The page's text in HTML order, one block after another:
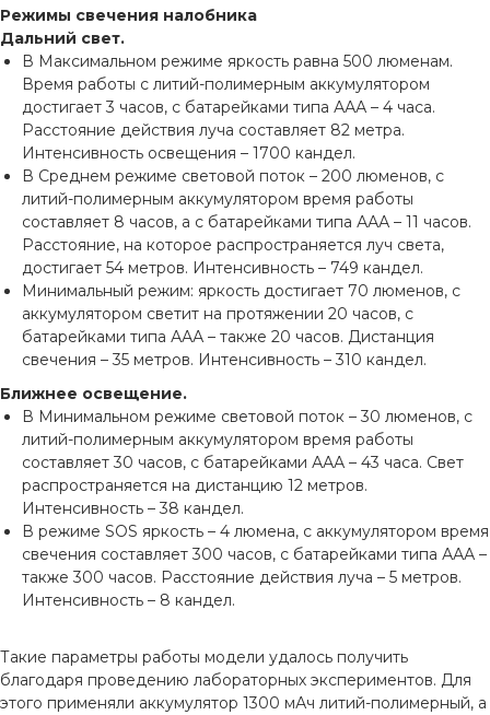
Режимы свечения налобника
Дальний свет.
В Максимальном режиме яркость равна 500 люменам.
Время работы с литий-полимерным аккумулятором
достигает 3 часов, с батарейками типа ААА – 4 часа.
Расстояние действия луча составляет 82 метра.
Интенсивность освещения – 1700 кандел.
В Среднем режиме световой поток – 200 люменов, с
литий-полимерным аккумулятором время работы
составляет 8 часов, а с батарейками типа ААА – 11 часов.
Расстояние, на которое распространяется луч света,
достигает 54 метров. Интенсивность – 749 кандел.
Минимальный режим: яркость достигает 70 люменов, с
аккумулятором светит на протяжении 20 часов, с
батарейками типа ААА – также 20 часов. Дистанция
свечения – 35 метров. Интенсивность – 310 кандел.
Ближнее освещение.
В Минимальном режиме световой поток – 30 люменов, с
литий-полимерным аккумулятором время работы
составляет 30 часов, с батарейками ААА – 43 часа. Свет
распространяется на дистанцию 12 метров.
Интенсивность – 38 кандел.
В режиме SOS яркость – 4 люмена, с аккумулятором время
свечения составляет 300 часов, с батарейками типа ААА –
также 300 часов. Расстояние действия луча – 5 метров.
Интенсивность – 8 кандел.
Такие параметры работы модели удалось получить
благодаря проведению лабораторных экспериментов. Для
этого применяли аккумулятор 1300 мАч литий-полимерный, а